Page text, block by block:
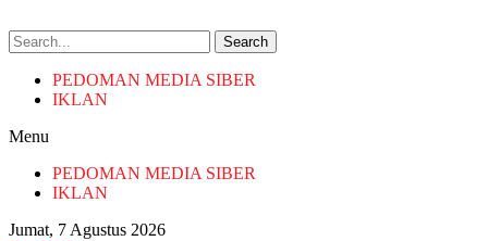
Search
PEDOMAN MEDIA SIBER
IKLAN
Menu
PEDOMAN MEDIA SIBER
IKLAN
Jumat, 7 Agustus 2026